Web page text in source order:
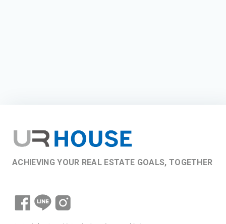
ACHIEVING YOUR REAL ESTATE GOALS, TOGETHER